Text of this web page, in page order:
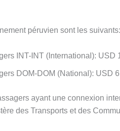
péruvien sont les suivants:
INT-INT (International): USD
DOM-DOM (National): USD
ayant une connexion
des Transports et des